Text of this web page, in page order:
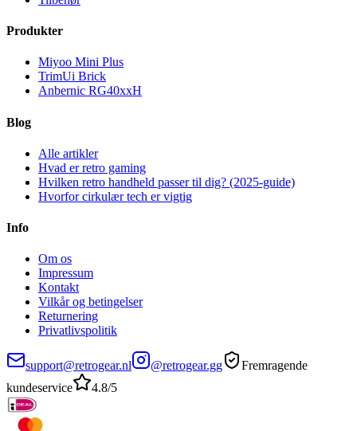
Produkter
Miyoo Mini Plus
TrimUi Brick
Anbernic RG40xxH
Blog
Alle artikler
Hvad er retro gaming
Hvilken retro handheld passer til dig? (2025-guide)
Hvorfor cirkulær tech er vigtig
Info
Om os
Impressum
Kontakt
Vilkår og betingelser
Returnering
Privatlivspolitik
support@retrogear.nl @retrogear.gg
Fremragende
kundeservice
4.8/5